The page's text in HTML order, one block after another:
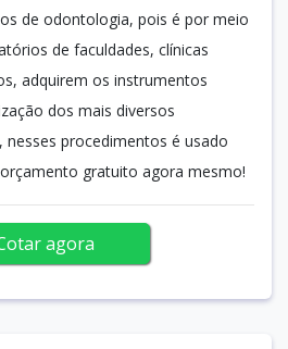
de odontologia, pois é por meio
de faculdades, clínicas
adquirem os instrumentos
dos mais diversos
procedimentos é usado
gratuito agora mesmo!
agora